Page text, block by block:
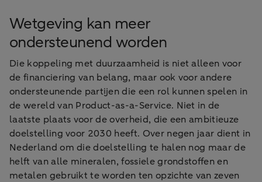
Wetgeving kan meer
ondersteunend worden
Die koppeling met duurzaamheid is niet alleen voor
de financiering van belang, maar ook voor andere
ondersteunende partijen die een rol kunnen spelen in
de wereld van Product-as-a-Service. Niet in de
laatste plaats voor de overheid, die een ambitieuze
doelstelling voor 2030 heeft. Over negen jaar dient in
Nederland om die doelstelling te halen nog maar de
helft van alle mineralen, fossiele grondstoffen en
metalen gebruikt te worden ten opzichte van zeven